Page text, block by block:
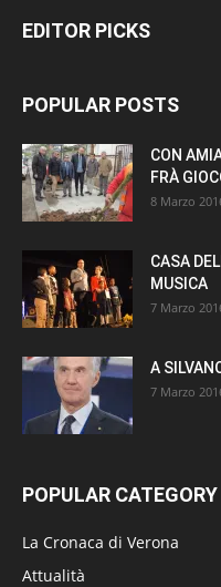
EDITOR PICKS
POPULAR POSTS
CON
FRÀ
8 Marzo
CASA
MUSICA
7 Marzo
A
7 Marzo
POPULAR CATEGORY
La Cronaca di Verona
Attualità